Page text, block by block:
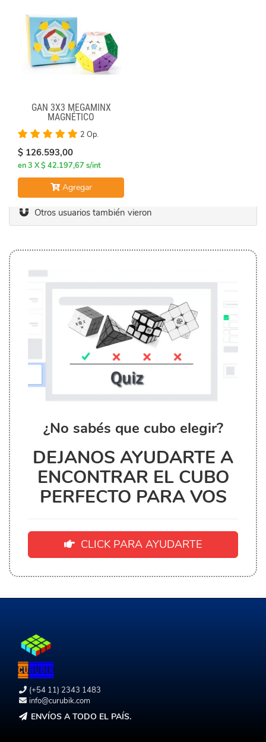
GAN 3X3 MEGAMINX
MAGNÉTICO
2 Op.
$ 126.593,00
en 3 X $ 42.197,67 s/int
Agregar
Otros usuarios también vieron
¿No sabés que cubo elegir?
DEJANOS AYUDARTE A
ENCONTRAR EL CUBO
PERFECTO PARA VOS
CLICK PARA AYUDARTE
(+54 11) 2343 1483
info@curubik.com
ENVÍOS A TODO EL PAÍS.